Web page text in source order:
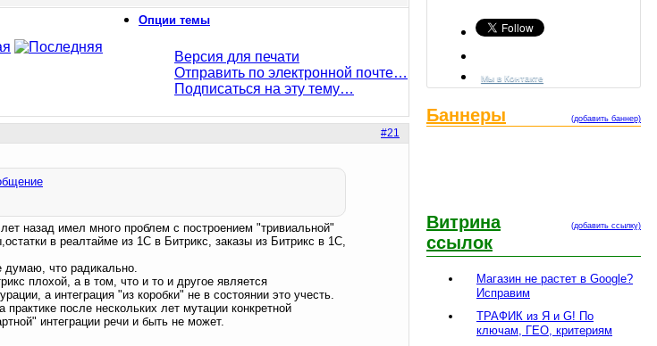
Опции темы
Версия для печати
Отправить по электронной почте…
Подписаться на эту тему…
#21
назад имел много проблем с построением "тривиальной"
в реалтайме из 1С в Битрикс, заказы из Битрикс в 1С,
думаю, что радикально.
плохой, а в том, что и то и другое является
а интеграция "из коробки" не в состоянии это учесть.
после нескольких лет мутации конкретной
интеграции речи и быть не может.
Мы в Контакте
(добавить баннер)
Баннеры
(добавить ссылку)
Витрина
ссылок
Магазин не растет в Google?
Исправим
ТРАФИК из Я и G! По
ключам, ГЕО, критериям